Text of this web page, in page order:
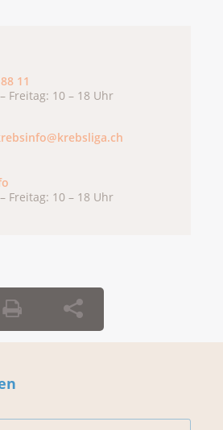
11
Freitag: 10 – 18 Uhr
Freitag: 10 – 18 Uhr